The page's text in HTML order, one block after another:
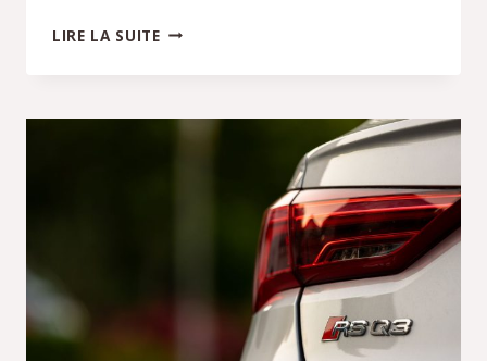
LIRE LA SUITEQUELLE
UNE
MAJORITAIREMENT